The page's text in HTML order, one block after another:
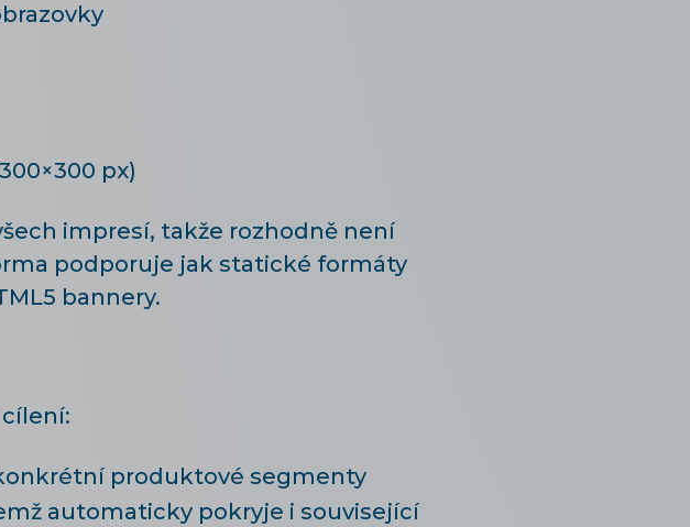
px)
impresí, takže rozhodně není
podporuje jak statické formáty
bannery.
produktové segmenty
automaticky pokryje i související